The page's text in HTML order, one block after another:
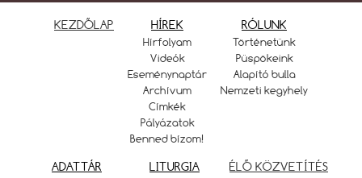
KEZDŐLAP HÍREK
Hírfolyam
Videók
Eseménynaptár
Archívum
Címkék
Pályázatok
Benned bízom!
RÓLUNK
Történetünk
Püspökeink
Alapító bulla
Nemzeti kegyhely
ADATTÁR LITURGIA ÉLŐ KÖZVETÍTÉS